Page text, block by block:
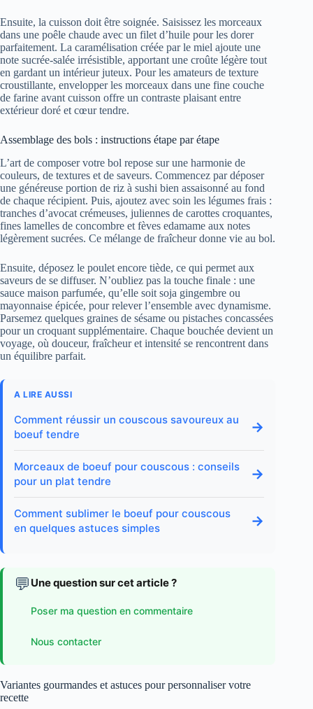
Ensuite, la cuisson doit être soignée. Saisissez les morceaux
dans une poêle chaude avec un filet d’huile pour les dorer
parfaitement. La caramélisation créée par le miel ajoute une
note sucrée-salée irrésistible, apportant une croûte légère tout
en gardant un intérieur juteux. Pour les amateurs de texture
croustillante, envelopper les morceaux dans une fine couche
de farine avant cuisson offre un contraste plaisant entre
extérieur doré et cœur tendre.
Assemblage des bols : instructions étape par étape
L’art de composer votre bol repose sur une harmonie de
couleurs, de textures et de saveurs. Commencez par déposer
une généreuse portion de riz à sushi bien assaisonné au fond
de chaque récipient. Puis, ajoutez avec soin les légumes frais :
tranches d’avocat crémeuses, juliennes de carottes croquantes,
fines lamelles de concombre et fèves edamame aux notes
légèrement sucrées. Ce mélange de fraîcheur donne vie au bol.
Ensuite, déposez le poulet encore tiède, ce qui permet aux
saveurs de se diffuser. N’oubliez pas la touche finale : une
sauce maison parfumée, qu’elle soit soja gingembre ou
mayonnaise épicée, pour relever l’ensemble avec dynamisme.
Parsemez quelques graines de sésame ou pistaches concassées
pour un croquant supplémentaire. Chaque bouchée devient un
voyage, où douceur, fraîcheur et intensité se rencontrent dans
un équilibre parfait.
A LIRE AUSSI
Comment réussir un couscous savoureux au
boeuf tendre
→
Morceaux de boeuf pour couscous : conseils
pour un plat tendre
→
Comment sublimer le boeuf pour couscous
en quelques astuces simples
→
💬 Une question sur cet article ?
Poser ma question en commentaire
Nous contacter
Variantes gourmandes et astuces pour personnaliser votre
recette